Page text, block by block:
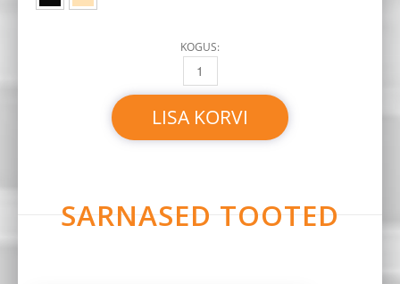
KOGUS:
HELD 2353 RODNEY QUANTITY
LISA KORVI
SARNASED TOOTED